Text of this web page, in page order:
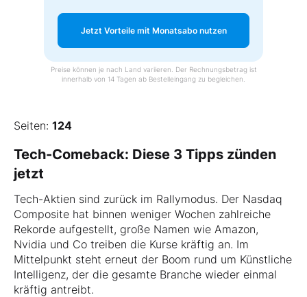
Jetzt Vorteile mit Monatsabo nutzen
Preise können je nach Land variieren. Der Rechnungsbetrag ist
innerhalb von 14 Tagen ab Bestelleingang zu begleichen.
Seiten: 124
Tech-Comeback: Diese 3 Tipps zünden
jetzt
Tech-Aktien sind zurück im Rallymodus. Der Nasdaq
Composite hat binnen weniger Wochen zahlreiche
Rekorde aufgestellt, große Namen wie Amazon,
Nvidia und Co treiben die Kurse kräftig an. Im
Mittelpunkt steht erneut der Boom rund um Künstliche
Intelligenz, der die gesamte Branche wieder einmal
kräftig antreibt.